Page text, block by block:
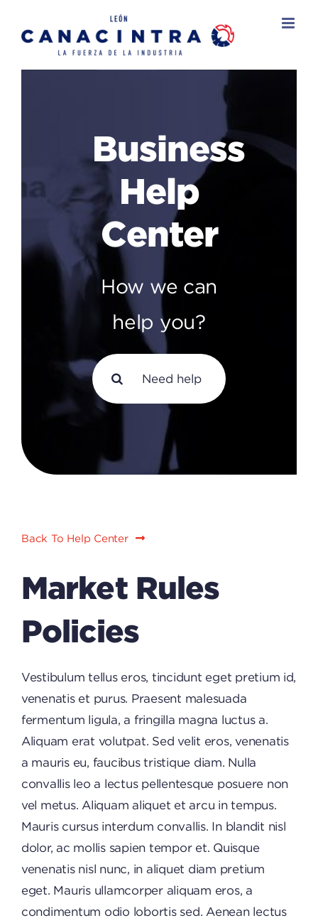
Business
Help
Center
How we can
help you?
Search
for:
Back To Help Center
Market Rules
Policies
Vestibulum tellus eros, tincidunt eget pretium id,
venenatis et purus. Praesent malesuada
fermentum ligula, a fringilla magna luctus a.
Aliquam erat volutpat. Sed velit eros, venenatis
a mauris eu, faucibus tristique diam. Nulla
convallis leo a lectus pellentesque posuere non
vel metus. Aliquam aliquet et arcu in tempus.
Mauris cursus interdum convallis. In blandit nisl
dolor, ac mollis sapien tempor et. Quisque
venenatis nisl nunc, in aliquet diam pretium
eget. Mauris ullamcorper aliquam eros, a
condimentum odio lobortis sed. Aenean lectus